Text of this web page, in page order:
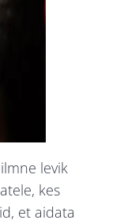
levik
kes
et aidata